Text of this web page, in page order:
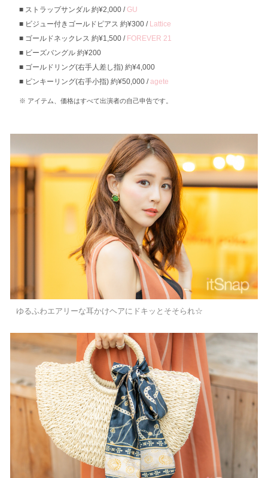
ストラップサンダル 約¥2,000 /GU
ビジュー付きゴールドピアス 約¥300 / Lattice
ゴールドネックレス 約¥1,500 / FOREVER 21
ビーズバングル 約¥200
ゴールドリング(右手人差し指) 約¥4,000
ピンキーリング(右手小指) 約¥50,000 /agete
アイテム、価格はすべて出演者の自己申告です。
ゆるふわエアリーな耳かけヘアにドキッとそそられ☆